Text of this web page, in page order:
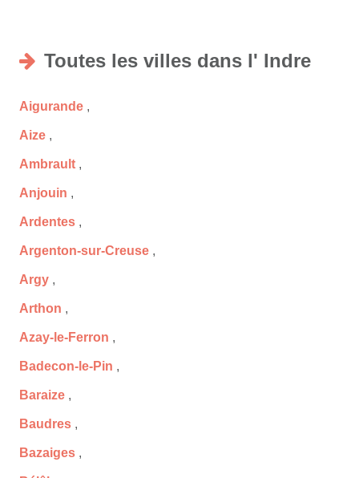
Toutes les villes dans l' Indre
Aigurande ,
Aize ,
Ambrault ,
Anjouin ,
Ardentes ,
Argenton-sur-Creuse ,
Argy ,
Arthon ,
Azay-le-Ferron ,
Badecon-le-Pin ,
Baraize ,
Baudres ,
Bazaiges ,